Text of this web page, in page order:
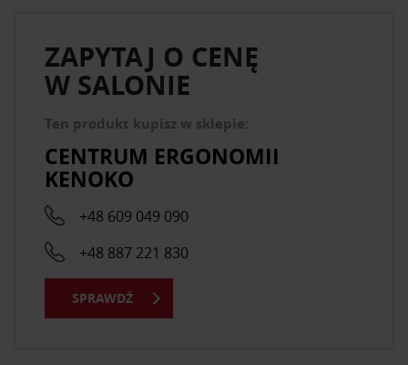
ZAPYTAJ O CENĘ
W SALONIE
Ten produkt kupisz w sklepie:
CENTRUM ERGONOMII
KENOKO
+48 609 049 090
+48 887 221 830
SPRAWDŹ